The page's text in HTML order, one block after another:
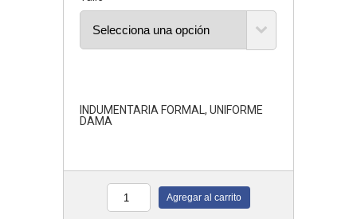
INDUMENTARIA FORMAL,UNIFORME
DAMA
Cantidad Agregar al carrito